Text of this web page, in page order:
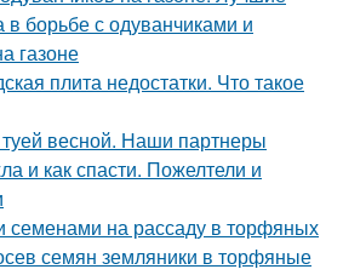
в борьбе с одуванчиками и
газоне
плита недостатки. Что такое
туей весной. Наши партнеры
и как спасти. Пожелтели и
семенами на рассаду в торфяных
семян земляники в торфяные